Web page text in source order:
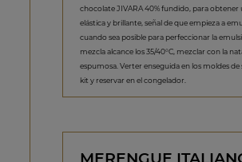
chocolate JIVARA 40% fundido, para obtener
elástica y brillante, señal de que empieza a
cuando sea posible para perfeccionar la
mezcla alcance los 35/40°C, mezclar con la
espumosa. Verter enseguida en los moldes
kit y reservar en el congelador.